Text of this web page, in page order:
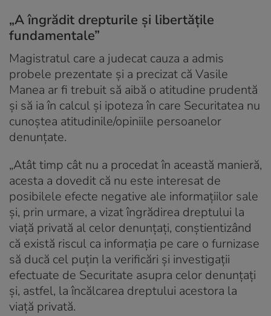
„A îngrădit drepturile şi libertăţile
fundamentale”
Magistratul care a judecat cauza a admis
probele prezentate și a precizat că Vasile
Manea ar fi trebuit să aibă o atitudine prudentă
şi să ia în calcul şi ipoteza în care Securitatea nu
cunoştea atitudinile/opiniile persoanelor
denunţate.
„Atât timp cât nu a procedat în această manieră,
acesta a dovedit că nu este interesat de
posibilele efecte negative ale informaţiilor sale
şi, prin urmare, a vizat îngrădirea dreptului la
viaţă privată al celor denunţaţi, conştientizând
că există riscul ca informaţia pe care o furnizase
să ducă cel puţin la verificări şi investigaţii
efectuate de Securitate asupra celor denunţaţi
şi, astfel, la încălcarea dreptului acestora la
viaţă privată.